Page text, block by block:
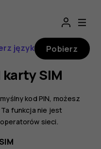
język Pobierz
SIM
kod PIN, możesz
funkcja nie jest
sieci.